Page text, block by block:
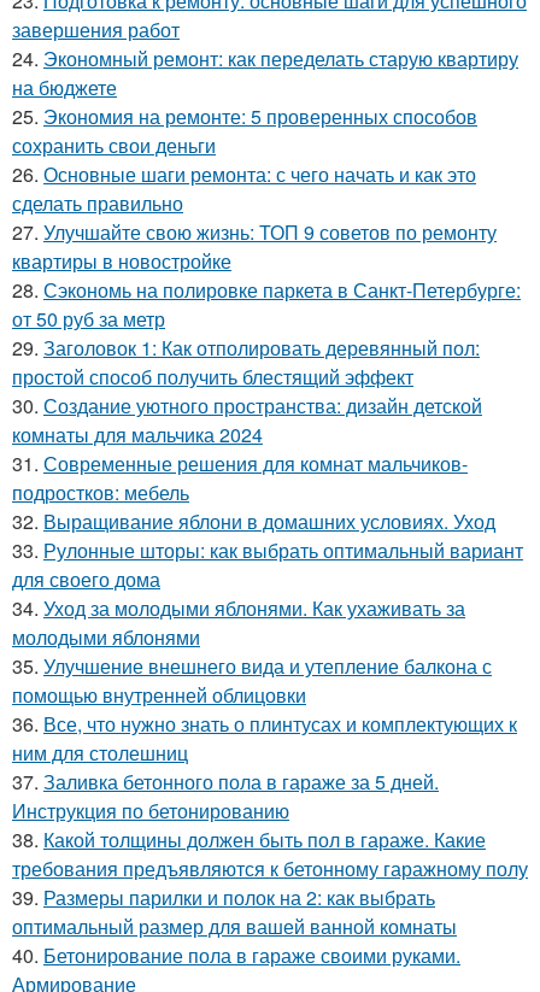
завершения работ
24. Экономный ремонт: как переделать старую квартиру
на бюджете
25. Экономия на ремонте: 5 проверенных способов
сохранить свои деньги
26. Основные шаги ремонта: с чего начать и как это
сделать правильно
27. Улучшайте свою жизнь: ТОП 9 советов по ремонту
квартиры в новостройке
28. Сэкономь на полировке паркета в Санкт-Петербурге:
от 50 руб за метр
29. Заголовок 1: Как отполировать деревянный пол:
простой способ получить блестящий эффект
30. Создание уютного пространства: дизайн детской
комнаты для мальчика 2024
31. Современные решения для комнат мальчиков-
подростков: мебель
32. Выращивание яблони в домашних условиях. Уход
33. Рулонные шторы: как выбрать оптимальный вариант
для своего дома
34. Уход за молодыми яблонями. Как ухаживать за
молодыми яблонями
35. Улучшение внешнего вида и утепление балкона с
помощью внутренней облицовки
36. Все, что нужно знать о плинтусах и комплектующих к
ним для столешниц
37. Заливка бетонного пола в гараже за 5 дней.
Инструкция по бетонированию
38. Какой толщины должен быть пол в гараже. Какие
требования предъявляются к бетонному гаражному полу
39. Размеры парилки и полок на 2: как выбрать
оптимальный размер для вашей ванной комнаты
40. Бетонирование пола в гараже своими руками.
Армирование